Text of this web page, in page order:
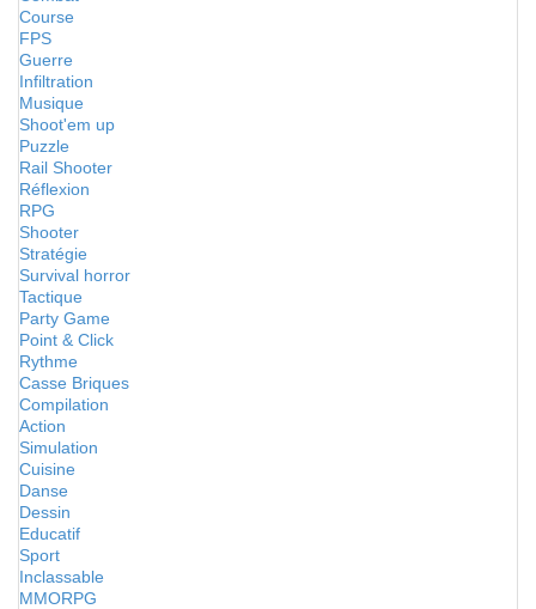
Course
FPS
Guerre
Infiltration
Musique
Shoot'em up
Puzzle
Rail Shooter
Réflexion
RPG
Shooter
Stratégie
Survival horror
Tactique
Party Game
Point & Click
Rythme
Casse Briques
Compilation
Action
Simulation
Cuisine
Danse
Dessin
Educatif
Sport
Inclassable
MMORPG